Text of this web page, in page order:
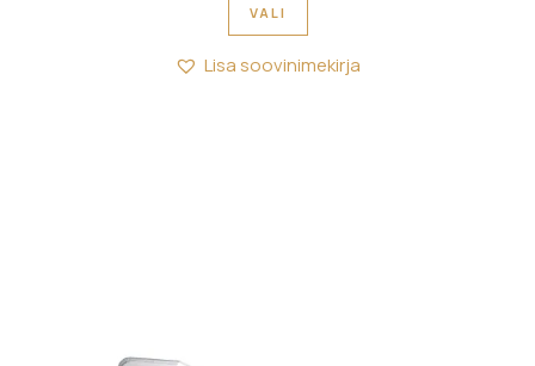
VALI
Lisa soovinimekirja